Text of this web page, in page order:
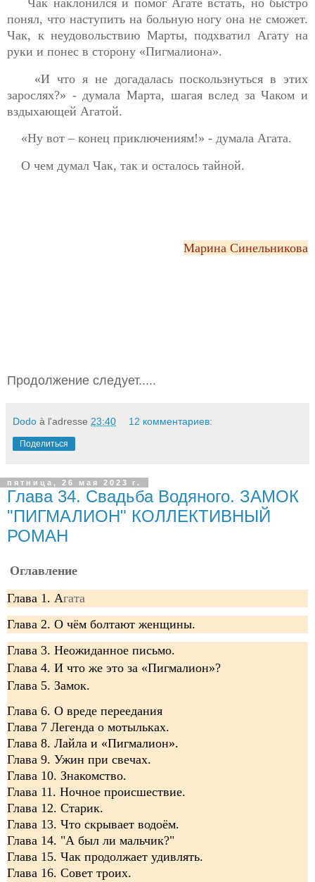
понял, что наступить на больную ногу она не сможет.
Чак, к неудовольствию Марты, подхватил Агату на
руки и понес в сторону «Пигмалиона».
«И что я не догадалась поскользнуться в этих
зарослях?» - думала Марта, шагая вслед за Чаком и
вздыхающей Агатой.
«Ну вот – конец приключениям!» - думала Агата.
О чем думал Чак, так и осталось тайной.
Марина Синельникова
Продолжение следует.....
Dodo à l'adresse 23:40 12 комментариев:
Поделиться
пятница, 26 мая 2023 г.
Глава 34. Свадьба Водяного. ЗАМОК
"ПИГМАЛИОН" КОЛЛЕКТИВНЫЙ
РОМАН
Оглавление
Глава 1. Агата
Глава 2. О чём болтают женщины.
Глава 3. Неожиданное письмо.
Глава 4. И что же это за «Пигмалион»?
Глава 5. Замок.
Глава 6. О вреде переедания
Глава 7 Легенда о мотыльках.
Глава 8. Лайла и «Пигмалион».
Глава 9. Ужин при свечах.
Глава 10. Знакомство.
Глава 11. Ночное происшествие.
Глава 12. Старик.
Глава 13. Что скрывает водоём.
Глава 14. "А был ли мальчик?"
Глава 15. Чак продолжает удивлять.
Глава 16. Совет троих.